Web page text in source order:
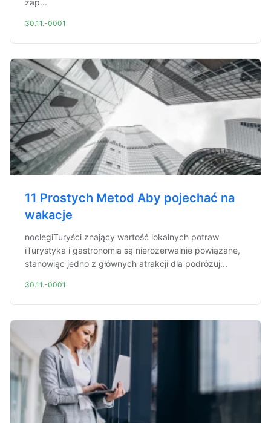
zap...
30.11.-0001
11 Prostych Metod Aby pojechać na
wakacje
noclegiTuryści znający wartość lokalnych potraw
iTurystyka i gastronomia są nierozerwalnie powiązane,
stanowiąc jedno z głównych atrakcji dla podróżuj...
30.11.-0001